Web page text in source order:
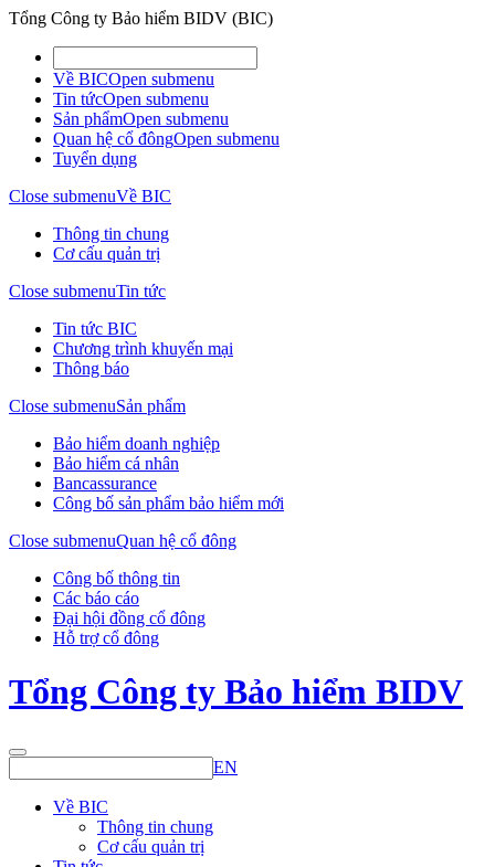
Tổng Công ty Bảo hiểm BIDV (BIC)
Về BICOpen submenu
Tin tứcOpen submenu
Sản phẩmOpen submenu
Quan hệ cổ đôngOpen submenu
Tuyển dụng
Close submenuVề BIC
Thông tin chung
Cơ cấu quản trị
Close submenuTin tức
Tin tức BIC
Chương trình khuyến mại
Thông báo
Close submenuSản phẩm
Bảo hiểm doanh nghiệp
Bảo hiểm cá nhân
Bancassurance
Công bố sản phẩm bảo hiểm mới
Close submenuQuan hệ cổ đông
Công bố thông tin
Các báo cáo
Đại hội đồng cổ đông
Hỗ trợ cổ đông
Tổng Công ty Bảo hiểm BIDV
EN
Về BIC
Thông tin chung
Cơ cấu quản trị